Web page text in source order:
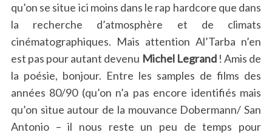
qu’on se situe ici moins dans le rap hardcore que dans
la recherche d’atmosphère et de climats
cinématographiques. Mais attention Al’Tarba n’en
est pas pour autant devenu Michel Legrand! Amis de
la poésie, bonjour. Entre les samples de films des
années 80/90 (qu’on n’a pas encore identifiés mais
qu’on situe autour de la mouvance Dobermann/ San
Antonio – il nous reste un peu de temps pour